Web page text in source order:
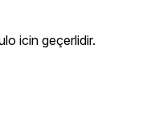
icin geçerlidir.